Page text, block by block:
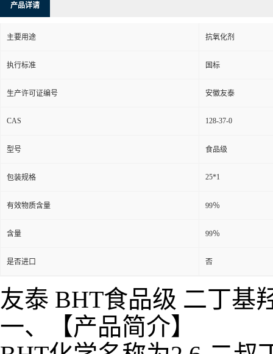
产品详请
主要用途 抗氧化剂
执行标准 国标
生产许可证编号 安徽友泰
CAS 128-37-0
型号 食品级
包装规格 25*1
有效物质含量 99％
含量 99％
是否进口 否
友泰 BHT食品级 二丁基
一、【产品简介】